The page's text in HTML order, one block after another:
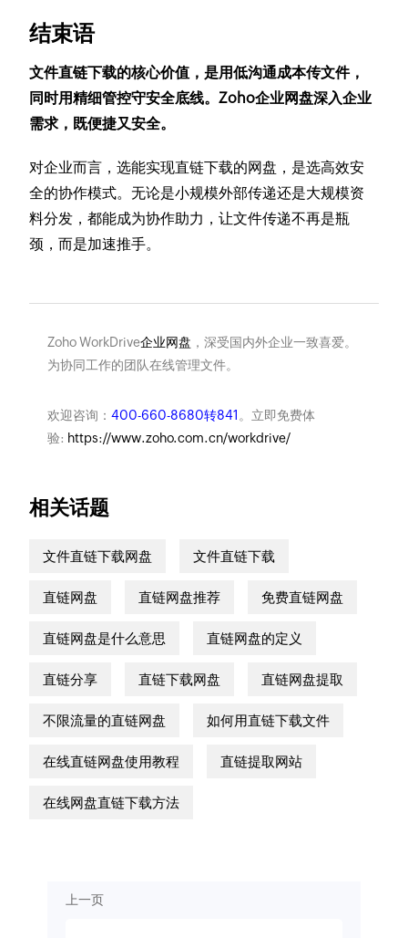
结束语
文件直链下载的核心价值，是用低沟通成本传文件，
同时用精细管控守安全底线。Zoho企业网盘深入企业
需求，既便捷又安全。
对企业而言，选能实现直链下载的网盘，是选高效安
全的协作模式。无论是小规模外部传递还是大规模资
料分发，都能成为协作助力，让文件传递不再是瓶
颈，而是加速推手。
Zoho WorkDrive企业网盘 ，深受国内外企业一致喜爱。
为协同工作的团队在线管理文件。
欢迎咨询： 400-660-8680转841 。立即免费体
验: https://www.zoho.com.cn/workdrive/
相关话题
文件直链下载网盘 文件直链下载
直链网盘 直链网盘推荐 免费直链网盘
直链网盘是什么意思 直链网盘的定义
直链分享 直链下载网盘 直链网盘提取
不限流量的直链网盘 如何用直链下载文件
在线直链网盘使用教程 直链提取网站
在线网盘直链下载方法
上一页